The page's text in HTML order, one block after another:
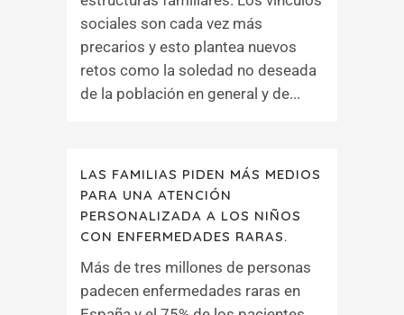
sociales son cada vez más
precarios y esto plantea nuevos
retos como la soledad no deseada
de la población en general y de...
LAS FAMILIAS PIDEN MÁS MEDIOS
PARA UNA ATENCIÓN
PERSONALIZADA A LOS NIÑOS
CON ENFERMEDADES RARAS.
Más de tres millones de personas
padecen enfermedades raras en